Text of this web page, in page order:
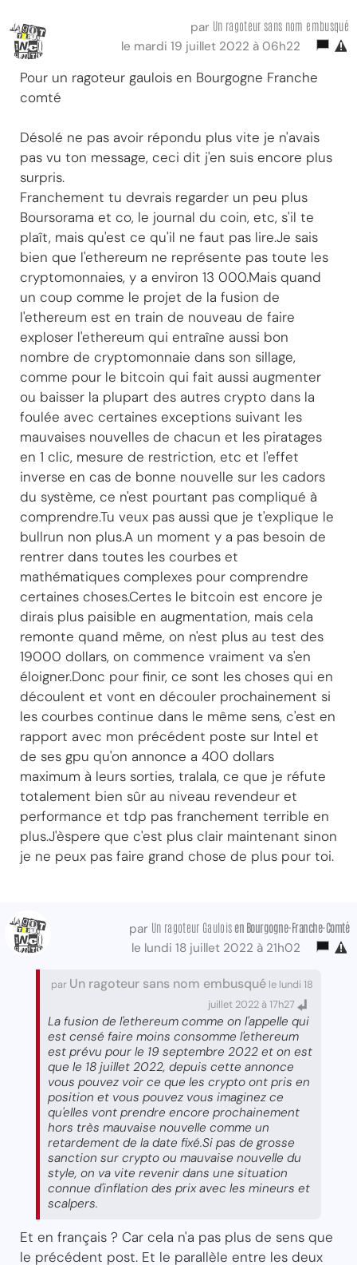
par Un ragoteur sans nom embusqué
le mardi 19 juillet 2022 à 06h22
Pour un ragoteur gaulois en Bourgogne Franche
comté
Désolé ne pas avoir répondu plus vite je n'avais
pas vu ton message, ceci dit j'en suis encore plus
surpris.
Franchement tu devrais regarder un peu plus
Boursorama et co, le journal du coin, etc, s'il te
plaît, mais qu'est ce qu'il ne faut pas lire.Je sais
bien que l'ethereum ne représente pas toute les
cryptomonnaies, y a environ 13 000.Mais quand
un coup comme le projet de la fusion de
l'ethereum est en train de nouveau de faire
exploser l'ethereum qui entraîne aussi bon
nombre de cryptomonnaie dans son sillage,
comme pour le bitcoin qui fait aussi augmenter
ou baisser la plupart des autres crypto dans la
foulée avec certaines exceptions suivant les
mauvaises nouvelles de chacun et les piratages
en 1 clic, mesure de restriction, etc et l'effet
inverse en cas de bonne nouvelle sur les cadors
du système, ce n'est pourtant pas compliqué à
comprendre.Tu veux pas aussi que je t'explique le
bullrun non plus.A un moment y a pas besoin de
rentrer dans toutes les courbes et
mathématiques complexes pour comprendre
certaines choses.Certes le bitcoin est encore je
dirais plus paisible en augmentation, mais cela
remonte quand même, on n'est plus au test des
19000 dollars, on commence vraiment va s'en
éloigner.Donc pour finir, ce sont les choses qui en
découlent et vont en découler prochainement si
les courbes continue dans le même sens, c'est en
rapport avec mon précédent poste sur Intel et
de ses gpu qu'on annonce a 400 dollars
maximum à leurs sorties, tralala, ce que je réfute
totalement bien sûr au niveau revendeur et
performance et tdp pas franchement terrible en
plus.J'èspere que c'est plus clair maintenant sinon
je ne peux pas faire grand chose de plus pour toi.
par Un ragoteur Gaulois en Bourgogne-Franche-Comté
le lundi 18 juillet 2022 à 21h02
par Un ragoteur sans nom embusqué le lundi 18
juillet 2022 à 17h27
La fusion de l'ethereum comme on l'appelle qui
est censé faire moins consomme l'ethereum
est prévu pour le 19 septembre 2022 et on est
que le 18 juillet 2022, depuis cette annonce
vous pouvez voir ce que les crypto ont pris en
position et vous pouvez vous imaginez ce
qu'elles vont prendre encore prochainement
hors très mauvaise nouvelle comme un
retardement de la date fixé.Si pas de grosse
sanction sur crypto ou mauvaise nouvelle du
style, on va vite revenir dans une situation
connue d'inflation des prix avec les mineurs et
scalpers.
Et en français ? Car cela n'a pas plus de sens que
le précédent post. Et le parallèle entre les deux